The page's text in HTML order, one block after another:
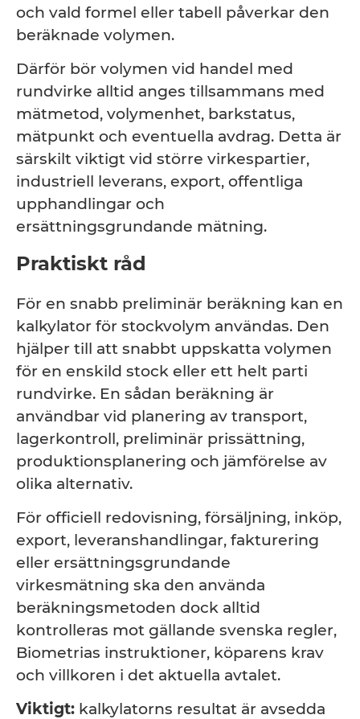
och vald formel eller tabell påverkar den
beräknade volymen.
Därför bör volymen vid handel med
rundvirke alltid anges tillsammans med
mätmetod, volymenhet, barkstatus,
mätpunkt och eventuella avdrag. Detta är
särskilt viktigt vid större virkespartier,
industriell leverans, export, offentliga
upphandlingar och
ersättningsgrundande mätning.
Praktiskt råd
För en snabb preliminär beräkning kan en
kalkylator för stockvolym användas. Den
hjälper till att snabbt uppskatta volymen
för en enskild stock eller ett helt parti
rundvirke. En sådan beräkning är
användbar vid planering av transport,
lagerkontroll, preliminär prissättning,
produktionsplanering och jämförelse av
olika alternativ.
För officiell redovisning, försäljning, inköp,
export, leveranshandlingar, fakturering
eller ersättningsgrundande
virkesmätning ska den använda
beräkningsmetoden dock alltid
kontrolleras mot gällande svenska regler,
Biometrias instruktioner, köparens krav
och villkoren i det aktuella avtalet.
Viktigt: kalkylatorns resultat är avsedda